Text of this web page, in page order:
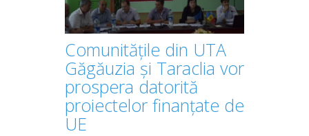
Comunitățile din UTA
Găgăuzia și Taraclia vor
prospera datorită
proiectelor finanțate de
UE